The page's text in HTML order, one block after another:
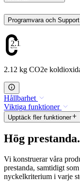
Programvara och Support
2.12
2.12 kg CO2e
Hållbarhet
Viktiga funktioner
Upptäck fler funktioner
Hög
Vi konstruerar våra
prestanda, samtidigt
nyckelkriterium i varje